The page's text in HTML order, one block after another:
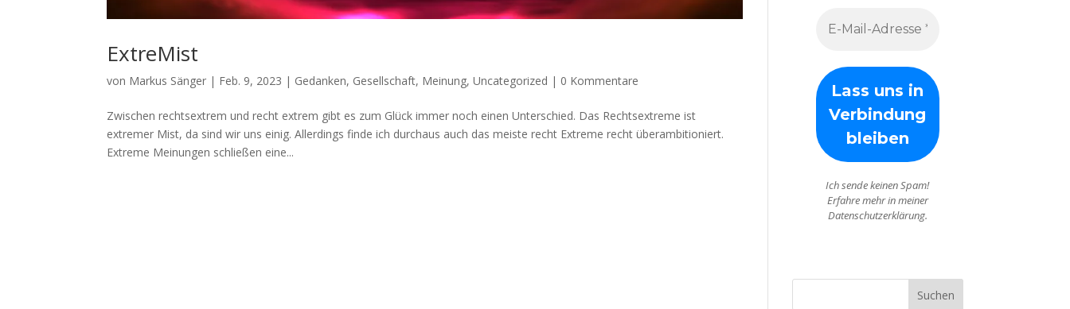
ExtreMist
von Markus Sänger | Feb. 9, 2023 | Gedanken, Gesellschaft, Meinung,Uncategorized | 0 Kommentare
Zwischen rechtsextrem und recht extrem gibt es zum Glück immer noch einen Unterschied. Das Rechtsextreme ist
extremer Mist, da sind wir uns einig. Allerdings finde ich durchaus auch das meiste recht Extreme recht überambitioniert.
Extreme Meinungen schließen eine...
Ich sende keinen Spam!
Erfahre mehr in meiner
Datenschutzerklärung.